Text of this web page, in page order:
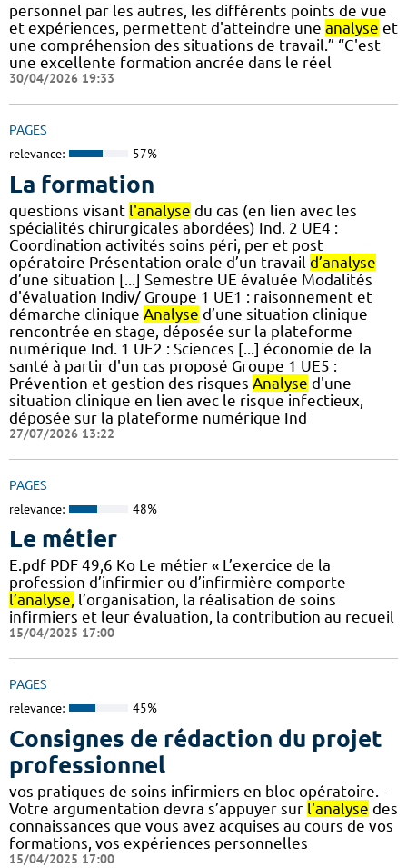
personnel par les autres, les différents points de vue
et expériences, permettent d'atteindre une analyse et
une compréhension des situations de travail.” “C'est
une excellente formation ancrée dans le réel
30/04/2026 19:33
PAGES
relevance: 57%
La formation
questions visant l'analyse du cas (en lien avec les
spécialités chirurgicales abordées) Ind. 2 UE4 :
Coordination activités soins péri, per et post
opératoire Présentation orale d’un travail d’analyse
d’une situation [...] Semestre UE évaluée Modalités
d'évaluation Indiv/ Groupe 1 UE1 : raisonnement et
démarche clinique Analyse d’une situation clinique
rencontrée en stage, déposée sur la plateforme
numérique Ind. 1 UE2 : Sciences [...] économie de la
santé à partir d'un cas proposé Groupe 1 UE5 :
Prévention et gestion des risques Analyse d'une
situation clinique en lien avec le risque infectieux,
déposée sur la plateforme numérique Ind
27/07/2026 13:22
PAGES
relevance: 48%
Le métier
E.pdf PDF 49,6 Ko Le métier « L’exercice de la
profession d’infirmier ou d’infirmière comporte
l’analyse, l’organisation, la réalisation de soins
infirmiers et leur évaluation, la contribution au recueil
15/04/2025 17:00
PAGES
relevance: 45%
Consignes de rédaction du projet
professionnel
vos pratiques de soins infirmiers en bloc opératoire. -
Votre argumentation devra s’appuyer sur l'analyse des
connaissances que vous avez acquises au cours de vos
formations, vos expériences personnelles
15/04/2025 17:00